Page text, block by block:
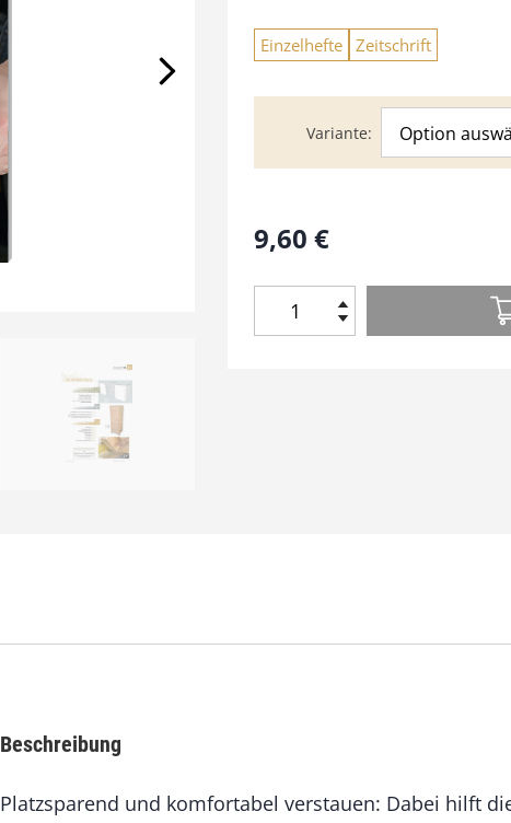
Einzelhefte Zeitschrift
Variante Option
9,60 €
i
Beschreibung
Platzsparend und komfortabel verstauen: Dabei hilft